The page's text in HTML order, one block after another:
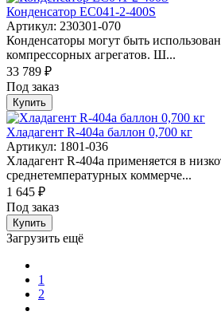
Конденсатор EC041-2-400S
Артикул: 230301-070
Конденсаторы могут быть
компрессорных агрегатов. Ш...
33 789 ₽
Под заказ
Купить
Хладагент R-404а баллон 0,700 кг
Артикул: 1801-036
Хладагент R-404a применяется в
среднетемпературных коммерче...
1 645 ₽
Под заказ
Купить
Загрузить ещё
1
2